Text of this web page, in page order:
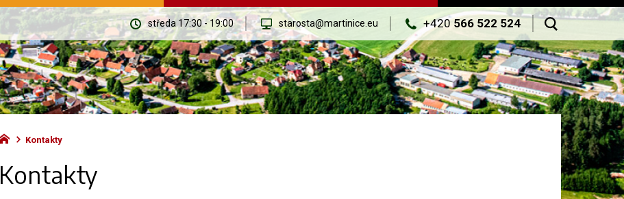
středa 17:30 - 19:00 starosta@martinice.eu +420566 522 524
Kontakty
Kontakty